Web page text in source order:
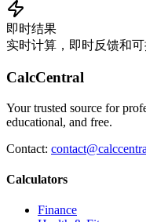
即时结果
实时计算，即时反馈和可
CalcCentral
Your trusted source for
educational, and free.
Contact:
Calculators
Finance